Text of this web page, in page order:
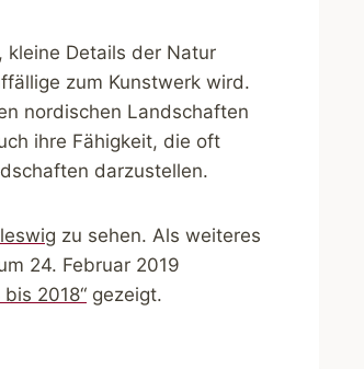
kleine Details der Natur
zum Kunstwerk wird.
nordischen Landschaften
ihre Fähigkeit, die oft
darzustellen.
zu sehen. Als weiteres
24. Februar 2019
2018“ gezeigt.